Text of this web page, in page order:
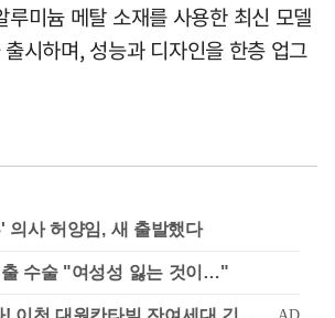
루미늄 메탈 소재를 사용한 최신 모델
시하며, 성능과 디자인을 한층 업그
의사 허양임, 새 출발했다
출 수술 "여성성 잃는 것이…"